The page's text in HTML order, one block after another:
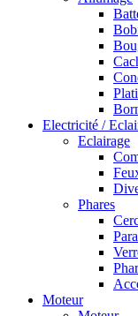
Electricité /
Eclairage
Phares
Moteur